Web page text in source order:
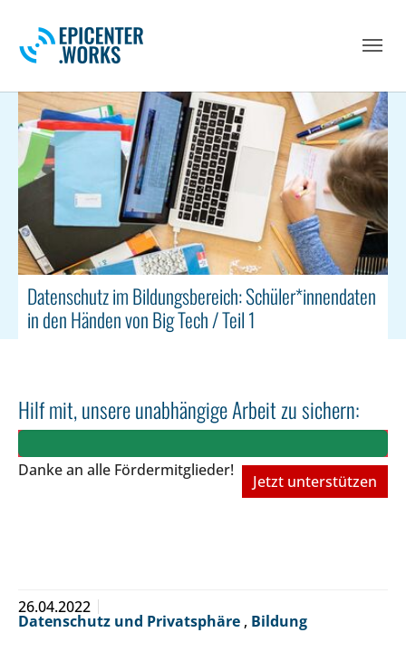
Datenschutz im Bildungsbereich: Schüler*innendaten
in den Händen von Big Tech / Teil 1
Hilf mit, unsere unabhängige Arbeit zu sichern:
Danke an alle Fördermitglieder!
Jetzt unterstützen
26.04.2022
Datenschutz und Privatsphäre , Bildung